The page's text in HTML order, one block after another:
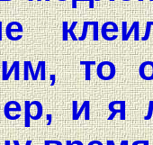
то
и я